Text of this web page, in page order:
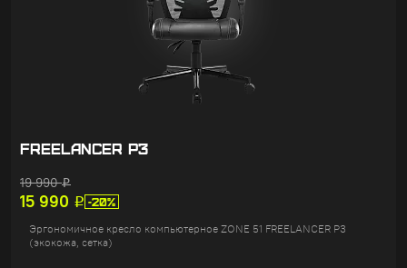
FREELANCER P3
19 990Р
15 990 Р -20%
Эргономичное кресло компьютерное ZONE 51 FREELANCER P3
(экокожа, сетка)